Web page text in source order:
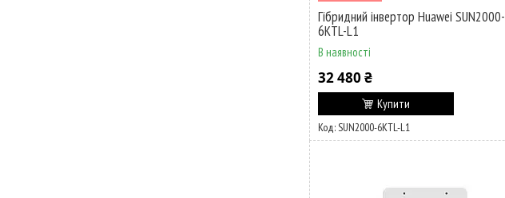
Гібридний інвертор Huawei SUN2000-
6KTL-L1
В наявності
32 480 ₴
Купити
SUN2000-6KTL-L1